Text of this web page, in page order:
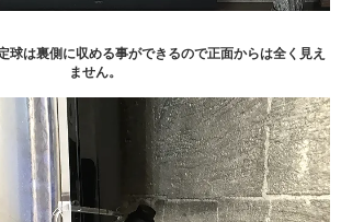
球は裏側に収める事ができるので正面からは全く見え
ません。